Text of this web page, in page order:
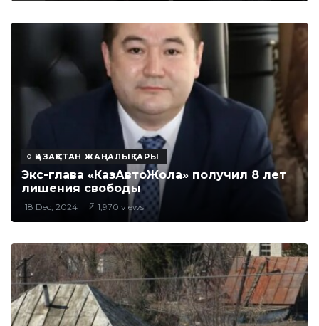
ҚАЗАҚСТАН ЖАҢАЛЫҚТАРЫ
Экс-глава «КазАвтоЖола» получил 8 лет
лишения свободы
18 Dec, 2024 1,970 views